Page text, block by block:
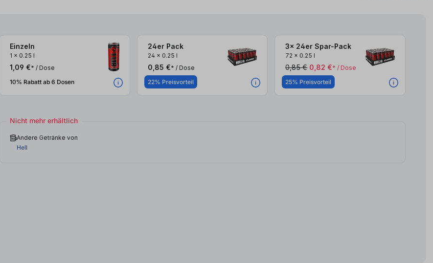
3x
Einzeln
1 x 0.25 l
1,09 €* / Dose
10% Rabatt ab 6 Dosen
24er Pack
24 x 0.25 l
0,85 €* / Dose
22% Preisvorteil
3x 24er Spar-Pack
72 x 0.25 l
0,85 € 0,82 €* / Dose
25% Preisvorteil
Nicht mehr erhältlich
Andere Getränke von
Hell